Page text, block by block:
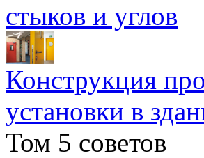
стыков и углов
Конструкция
установки в
Том 5 советов